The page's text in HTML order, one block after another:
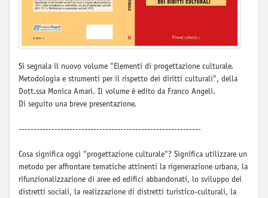
Si segnala il nuovo volume "Elementi di progettazione culturale.
Metodologia e strumenti per il rispetto dei diritti culturali", della
Dott.ssa Monica Amari. Il volume è edito da Franco Angeli.
Di seguito una breve presentazione.
-------------------------------------------------------------
Cosa significa oggi "progettazione culturale"? Significa utilizzare un
metodo per affrontare tematiche attinenti la rigenerazione urbana, la
rifunzionalizzazione di aree ed edifici abbandonati, lo sviluppo dei
distretti sociali, la realizzazione di distretti turistico-culturali, la